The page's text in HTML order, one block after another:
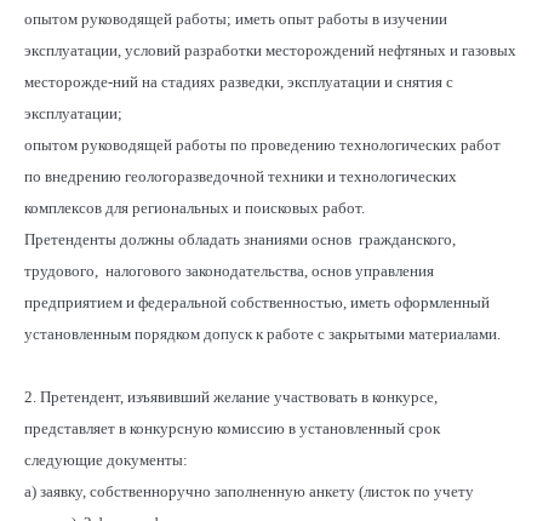
опытом руководящей работы; иметь опыт работы в изучении
эксплуатации, условий разработки месторождений нефтяных и газовых
месторожде-ний на стадиях разведки, эксплуатации и снятия с
эксплуатации;
опытом руководящей работы по проведению технологических работ
по внедрению геологоразведочной техники и технологических
комплексов для региональных и поисковых работ.
Претенденты должны обладать знаниями основ гражданского,
трудового, налогового законодательства, основ управления
предприятием и федеральной собственностью, иметь оформленный
установленным порядком допуск к работе с закрытыми материалами.
2. Претендент, изъявивший желание участвовать в конкурсе,
представляет в конкурсную комиссию в установленный срок
следующие документы:
а) заявку, собственноручно заполненную анкету (листок по учету